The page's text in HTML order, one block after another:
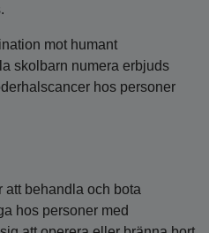
mot humant
skolbarn numera erbjuds
hos personer
att behandla och bota
hos personer med